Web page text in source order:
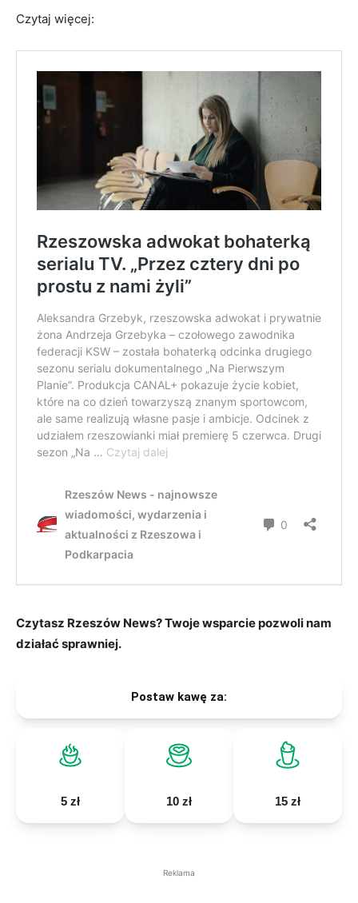
Czytaj więcej:
Czytasz Rzeszów News? Twoje wsparcie pozwoli nam
działać sprawniej.
Postaw kawę za:
5 zł 10 zł 15 zł
Reklama